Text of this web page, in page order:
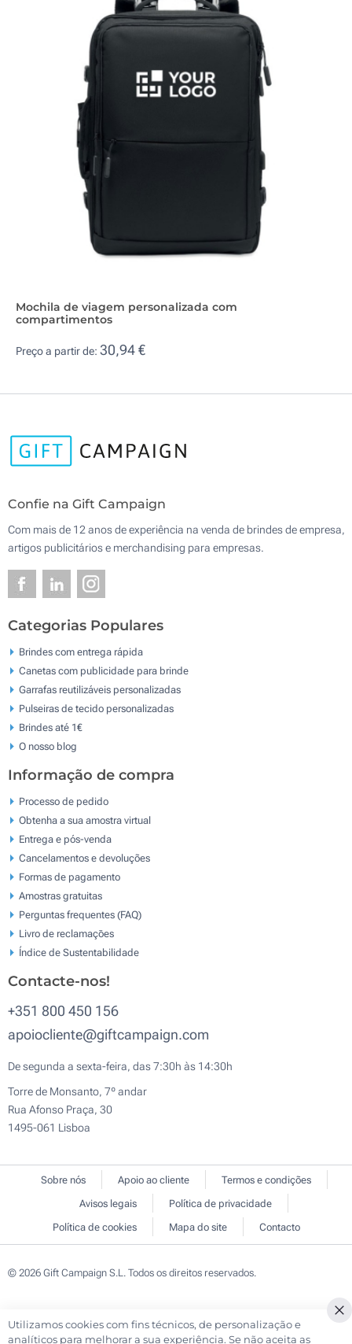
Mochila de viagem personalizada com
compartimentos
Preço a partir de: 30,94 €
Confie na Gift Campaign
Com mais de 12 anos de experiência na venda de brindes de empresa,
artigos publicitários e merchandising para empresas.
Categorias Populares
Brindes com entrega rápida
Canetas com publicidade para brinde
Garrafas reutilizáveis personalizadas
Pulseiras de tecido personalizadas
Brindes até 1€
O nosso blog
Informação de compra
Processo de pedido
Obtenha a sua amostra virtual
Entrega e pós-venda
Cancelamentos e devoluções
Formas de pagamento
Amostras gratuitas
Perguntas frequentes (FAQ)
Livro de reclamaçōes
Índice de Sustentabilidade
Contacte-nos!
+351 800 450 156
apoiocliente@giftcampaign.com
De segunda a sexta-feira, das 7:30h às 14:30h
Torre de Monsanto, 7º andar
Rua Afonso Praça, 30
1495-061 Lisboa
Sobre nós Apoio ao cliente
Termos e condições
Avisos legais
Política de privacidade
Política de cookies
Mapa do site Contacto
© 2026 Gift Campaign S.L. Todos os direitos reservados.
Utilizamos cookies com fins técnicos, de personalização e
analíticos para melhorar a sua experiência. Se não aceita as